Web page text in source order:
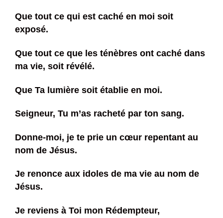
Que tout ce qui est caché en moi soit
exposé.
Que tout ce que les ténèbres ont caché dans
ma vie, soit révélé.
Que Ta lumière soit établie en moi.
Seigneur, Tu m’as racheté par ton sang.
Donne-moi, je te prie un cœur repentant au
nom de Jésus.
Je renonce aux idoles de ma vie au nom de
Jésus.
Je reviens à Toi mon Rédempteur,